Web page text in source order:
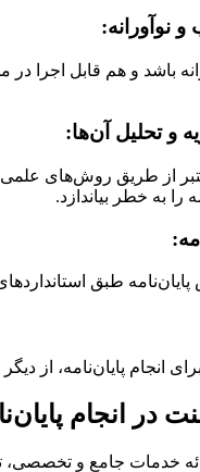
باشد و هم قابل اجرا
از طریق روش‌های علمی
را به خطر بیاندازد.
طبق
انجام پایان‌نامه، از
در انجام
خدمات جامع و تخصصی،